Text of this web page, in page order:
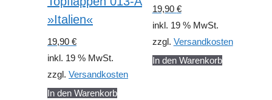
»Italien«
19,90 €
inkl. 19 % MwSt.
zzgl. Versandkosten
In den Warenkorb
19,90 €
inkl. 19 % MwSt.
zzgl. Versandkosten
In den Warenkorb